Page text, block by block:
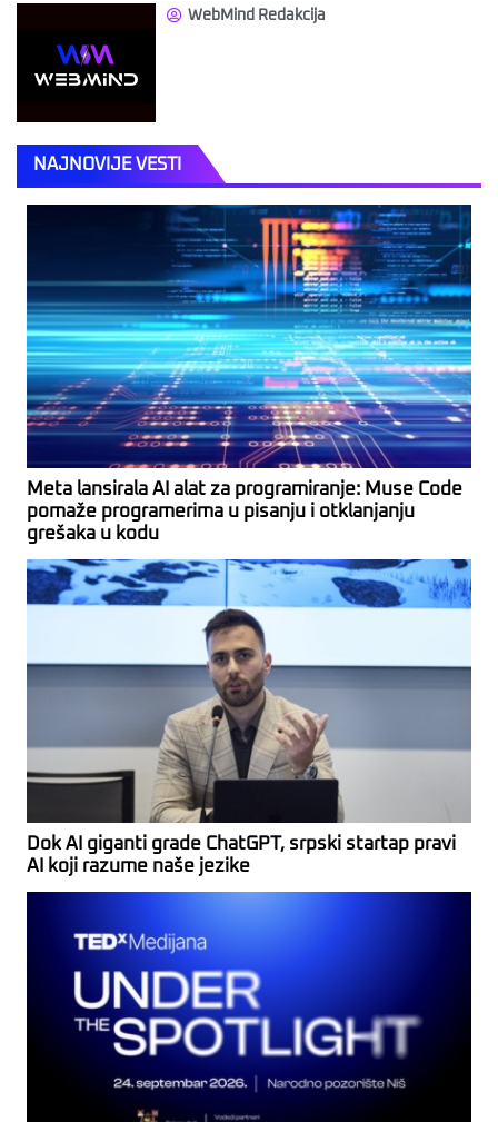
WebMind Redakcija
NAJNOVIJE VESTI
Meta lansirala AI alat za programiranje: Muse Code
pomaže programerima u pisanju i otklanjanju
grešaka u kodu
Dok AI giganti grade ChatGPT, srpski startap pravi
AI koji razume naše jezike